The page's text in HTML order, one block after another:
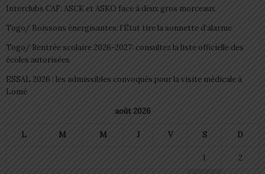
Interclubs CAF: ASCK et ASKO face à deux gros morceaux
Togo/ Boissons énergisantes: l’État tire la sonnette d’alarme
Togo/ Rentrée scolaire 2026-2027: consultez la liste officielle des
écoles autorisées
ESSAL 2026 : les admissibles convoqués pour la visite médicale à
Lomé
août 2026
L M M J V S D
1 2